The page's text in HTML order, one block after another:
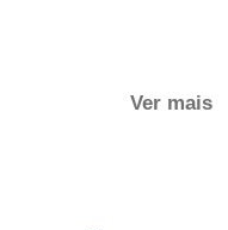
Ver mais